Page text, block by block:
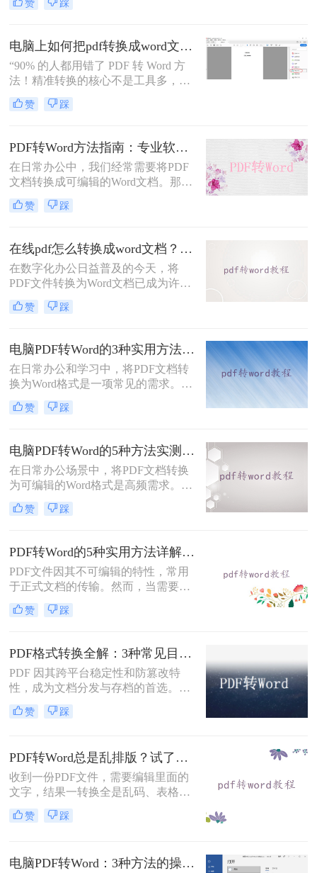
上打开，排版都完全一样。这个优点
用固定坐标记录每个文字、图形的精
确位置，而Word是流式排版，内容从
上到下流动、自动换行。
赞 踩
电脑上如何把pdf转换成word文档？这3个高效精准的方法，让你办公效能翻倍！
“90% 的人都用错了 PDF 转 Word 方
法！精准转换的核心不是工具多，而
是选对适配场景”职场中，“PDF 转
Word” 是高频刚需 —— 项目报告需提
论文需调整格式，稍有不慎就会出现
排版错乱、文字丢失、表格变形等问
题。
赞 踩
PDF转Word方法指南：专业软件、在线工具、Word内置与改后缀名4种方案对比！
在日常办公中，我们经常需要将PDF
文档转换成可编辑的Word文档。那么
如何将pdf转换成word呢？本文将介绍
几种常用的PDF转Word的方法，助您
赞 踩
在线pdf怎么转换成word文档？PDF猫与转转大师2种在线工具使用指南与功能对比！
在数字化办公日益普及的今天，将
PDF文件转换为Word文档已成为许多
职场人士和学生群体的日常需求。
PDF格式虽然便于分享和保持格式一
找到一种高效、便捷的在线转换方法
显得尤为重要。那么在线pdf怎么转换
成word文档呢？本文将介绍两种在线
将PDF转换成Word文档的方法。
赞 踩
电脑PDF转Word的3种实用方法对比：转换软件、Word内置功能与在线工具详解！
在日常办公和学习中，将PDF文档转
换为Word格式是一项常见的需求。
Word文档因其易于编辑和修改的特点
而备受青睐。那么电脑上pdf怎么转换
换成Word的实用方法。
赞 踩
电脑PDF转Word的5种方法实测指南：从在线工具到OCR识别与命令行自动化！
在日常办公场景中，将PDF文档转换
为可编辑的Word格式是高频需求。那
么电脑pdf怎么转换成word呢？本文综
合2025年最新技术动态，系统解析
赞 踩
PDF转Word的5种实用方法详解：含扫描件OCR处理与格式校对指南！
PDF文件因其不可编辑的特性，常用
于正式文档的传输。然而，当需要对
PDF内容进行修改时，将其转换为可
编辑的Word文档是必要的。那么pdf
常见且高效的方法，帮助您快速完成
转换。
赞 踩
PDF格式转换全解：3种常见目标格式及对应操作方法！
PDF 因其跨平台稳定性和防篡改特
性，成为文档分发与存档的首选。但
当需要编辑内容、调整格式或提取文
本时，将其转换为可编辑的 Word 文
流转换途径。
赞 踩
PDF转Word总是乱排版？试了好几个办法，这几个真的能用！
收到一份PDF文件，需要编辑里面的
文字，结果一转换全是乱码、表格错
位、图片跑偏——这种糟心事估计不
少人都遇到过。其实pdf怎么转换成
的PDF是什么类型、要转几个文件、
赞 踩
电脑PDF转Word：3种方法的操作步骤和常见报错处理！